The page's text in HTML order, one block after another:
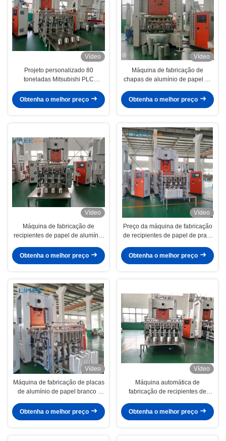
Vídeo
Projeto personalizado 80
toneladas Mitsubishi PLC
Making
Obtenha o melhor preço
Vídeo
Máquina de fabricação de
chapas de alumínio de papel de
Obtenha o melhor preço
Vídeo
Máquina de fabricação de
recipientes de papel de alumínio
equipada com motor Siemens
Obtenha o melhor preço
Vídeo
Preço da máquina de fabricação
de recipientes de papel de prata
um trabalho
Obtenha o melhor preço
Vídeo
Máquina de fabricação de placas
de alumínio de papel branco /
Obtenha o melhor preço
Vídeo
Máquina automática de
fabricação de recipientes de
130 toneladas com aparência
branca e prateada
Obtenha o melhor preço